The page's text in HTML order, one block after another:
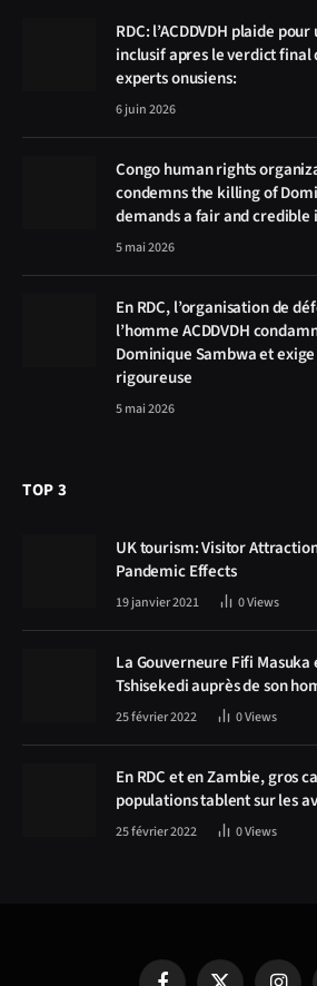
RDC: l’ACDDVDH plaide
inclusif apres le verdict
experts onusiens:
6 juin 2026
Congo human rights
condemns the killing of
demands a fair and
5 mai 2026
En RDC, l’organisation de
l’homme ACDDVDH
Dominique Sambwa et
rigoureuse
5 mai 2026
TOP 3
UK tourism: Visitor
Pandemic Effects
19 janvier 2021 0Views
La Gouverneure Fifi
Tshisekedi auprès de son
Hichilema, la construction
25 février 2022 0Views
En RDC et en Zambie, gros
populations tablent sur les
de la route Kolwezi-Solwezi
25 février 2022 0Views